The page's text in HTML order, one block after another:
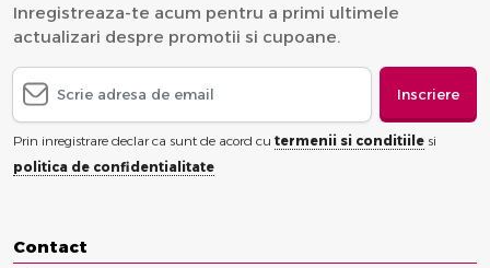
Inregistreaza-te acum pentru a primi ultimele
actualizari despre promotii si cupoane.
Inscriere
Prin inregistrare declar ca sunt de acord cu termenii si conditiile si
politica de confidentialitate
Contact